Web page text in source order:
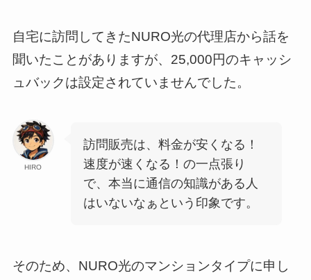
自宅に訪問してきたNURO光の代理店から話を
聞いたことがありますが、25,000円のキャッシ
ュバックは設定されていませんでした。
HIRO
訪問販売は、料金が安くなる！
速度が速くなる！の一点張り
で、本当に通信の知識がある人
はいないなぁという印象です。
そのため、NURO光のマンションタイプに申し